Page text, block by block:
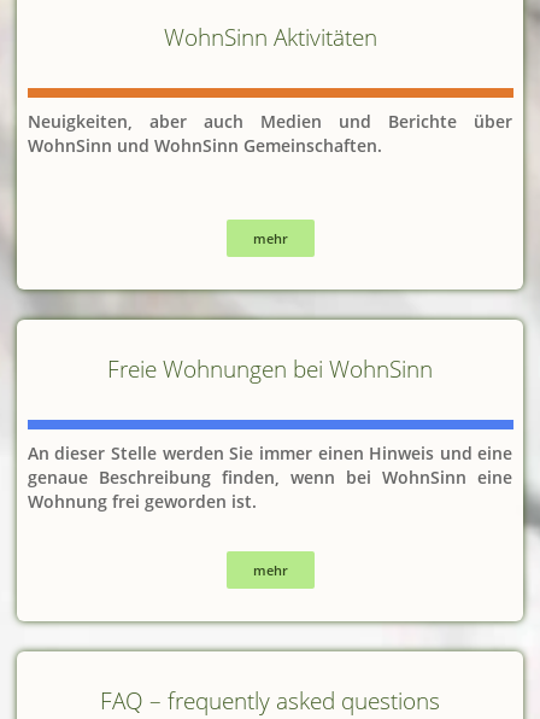
WohnSinn Aktivitäten
Neuigkeiten, aber auch Medien und Berichte über
WohnSinn und WohnSinn Gemeinschaften.
mehr
Freie Wohnungen bei WohnSinn
An dieser Stelle werden Sie immer einen Hinweis und eine
genaue Beschreibung finden, wenn bei WohnSinn eine
Wohnung frei geworden ist.
mehr
FAQ – frequently asked questions